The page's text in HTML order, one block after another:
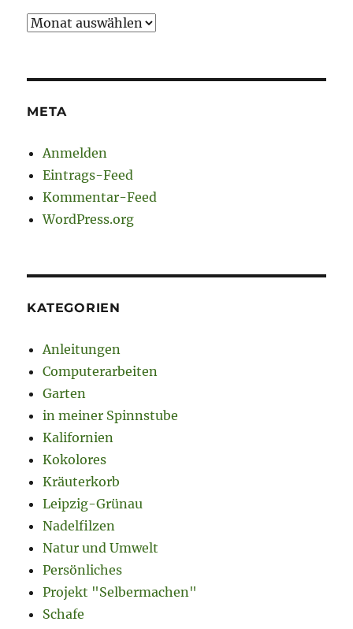
Archiv
META
Anmelden
Eintrags-Feed
Kommentar-Feed
WordPress.org
KATEGORIEN
Anleitungen
Computerarbeiten
Garten
in meiner Spinnstube
Kalifornien
Kokolores
Kräuterkorb
Leipzig-Grünau
Nadelfilzen
Natur und Umwelt
Persönliches
Projekt "Selbermachen"
Schafe